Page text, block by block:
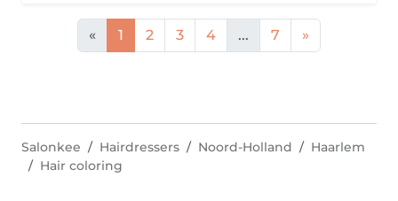
« 1 2 3 4 ... 7 »
Salonkee Hairdressers Noord-Holland
Haarlem
Hair coloring